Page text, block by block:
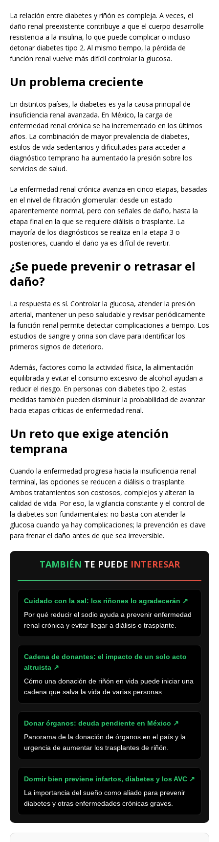
La relación entre diabetes y riñón es compleja. A veces, el
daño renal preexistente contribuye a que el cuerpo desarrolle
resistencia a la insulina, lo que puede complicar o incluso
detonar diabetes tipo 2. Al mismo tiempo, la pérdida de
función renal vuelve más difícil controlar la glucosa.
Un problema creciente
En distintos países, la diabetes es ya la causa principal de
insuficiencia renal avanzada. En México, la carga de
enfermedad renal crónica se ha incrementado en los últimos
años. La combinación de mayor prevalencia de diabetes,
estilos de vida sedentarios y dificultades para acceder a
diagnóstico temprano ha aumentado la presión sobre los
servicios de salud.
La enfermedad renal crónica avanza en cinco etapas, basadas
en el nivel de filtración glomerular: desde un estado
aparentemente normal, pero con señales de daño, hasta la
etapa final en la que se requiere diálisis o trasplante. La
mayoría de los diagnósticos se realiza en la etapa 3 o
posteriores, cuando el daño ya es difícil de revertir.
¿Se puede prevenir o retrasar el
daño?
La respuesta es sí. Controlar la glucosa, atender la presión
arterial, mantener un peso saludable y revisar periódicamente
la función renal permite detectar complicaciones a tiempo. Los
estudios de sangre y orina son clave para identificar los
primeros signos de deterioro.
Además, factores como la actividad física, la alimentación
equilibrada y evitar el consumo excesivo de alcohol ayudan a
reducir el riesgo. En personas con diabetes tipo 2, estas
medidas también pueden disminuir la probabilidad de avanzar
hacia etapas críticas de enfermedad renal.
Un reto que exige atención
temprana
Cuando la enfermedad progresa hacia la insuficiencia renal
terminal, las opciones se reducen a diálisis o trasplante.
Ambos tratamientos son costosos, complejos y alteran la
calidad de vida. Por eso, la vigilancia constante y el control de
la diabetes son fundamentales: no basta con atender la
glucosa cuando ya hay complicaciones; la prevención es clave
para frenar el daño antes de que sea irreversible.
TAMBIÉN TE PUEDE INTERESAR
Cuidado con la sal: los riñones lo agradecerán ↗
Por qué reducir el sodio ayuda a prevenir enfermedad
renal crónica y evitar llegar a diálisis o trasplante.
Cadena de donantes: el impacto de un solo acto
altruista ↗
Cómo una donación de riñón en vida puede iniciar una
cadena que salva la vida de varias personas.
Donar órganos: deuda pendiente en México ↗
Panorama de la donación de órganos en el país y la
urgencia de aumentar los trasplantes de riñón.
Dormir bien previene infartos, diabetes y los AVC ↗
La importancia del sueño como aliado para prevenir
diabetes y otras enfermedades crónicas graves.